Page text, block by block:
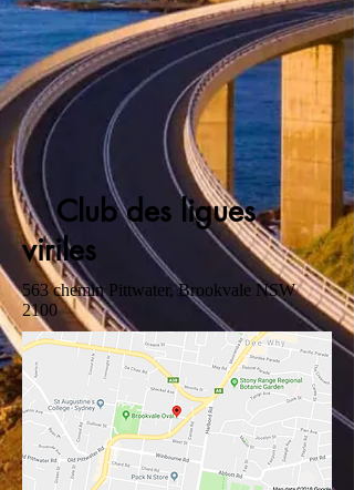
Club des ligues
viriles
563 chemin Pittwater, Brookvale NSW
2100